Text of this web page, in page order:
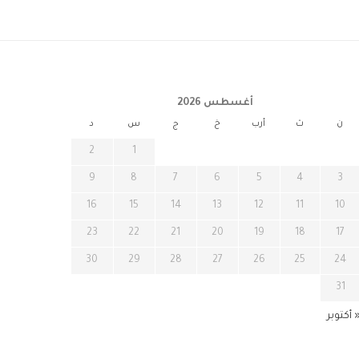
أغسطس 2026
ن ث أرب خ ج س د
1
2
3
4
5
6
7
8
9
10
11
12
13
14
15
16
17
18
19
20
21
22
23
24
25
26
27
28
29
30
31
أكتوبر